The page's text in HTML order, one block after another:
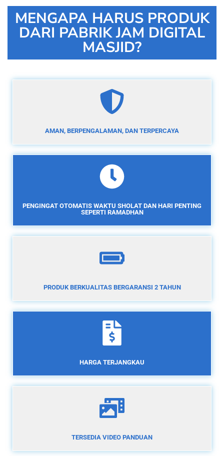
MENGAPA HARUS PRODUK
DARI PABRIK JAM DIGITAL
MASJID?
AMAN, BERPENGALAMAN, DAN TERPERCAYA
PENGINGAT OTOMATIS WAKTU SHOLAT DAN HARI PENTING
SEPERTI RAMADHAN
PRODUK BERKUALITAS BERGARANSI 2 TAHUN
HARGA TERJANGKAU
TERSEDIA VIDEO PANDUAN